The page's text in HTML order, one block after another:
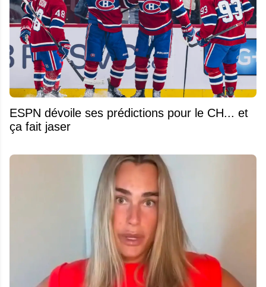
ESPN dévoile ses prédictions pour le CH... et
ça fait jaser